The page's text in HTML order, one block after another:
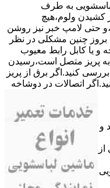
لباسشویی به طرف
ﮐﺸﯿﺪن وﻟﻮم،ﻫﯿﭻ
حتی ﻻﻣﭗ ﺧﺒﺮ ﻧﯿﺰ روﺷﻦ
بروز چنین مشکلی در نظر
ﭘﺮﯾﺰ ﺑﺮق ﻧﺪارد.۲٫ دوﺷﺎﺧﻪ و ﯾﺎ ﮐﺎﺑﻞ راﺑﻂ ﻣﻌﯿﻮب
ﭘﺮﯾﺰ ﻣﺘﺼﻞ اﺳﺖ،رﺳﯿﺪن
ﮐﻨﯿﺪ.اﮔﺮ ﺑﺮق از ﭘﺮﯾﺰ
اﺗﺼﺎﻻت در دوشاخه
و